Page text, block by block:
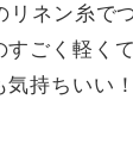
リネン糸で
ごく軽く
持ちいい！